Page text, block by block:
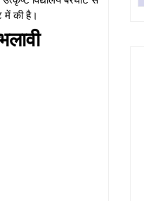
में की है।